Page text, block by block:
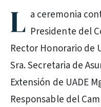
L a ceremonia
Presidente del
Rector Honorario de
Sra. Secretaria de
Extensión de UADE
Responsable del